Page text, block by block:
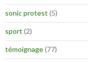
sonic protest (5)
sport (2)
témoignage(77)